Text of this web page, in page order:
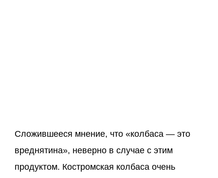
Сложившееся мнение, что «колбаса — это
вреднятина», неверно в случае с этим
продуктом. Костромская колбаса очень